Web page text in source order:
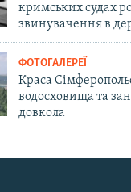
кримських судах
звинувачення в
ФОТОГАЛЕРЕЇ
Краса
водосховища та
довкола